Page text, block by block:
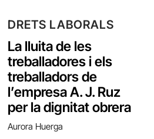
DRETS LABORALS
La lluita de les
treballadores i els
treballadors de
l’empresa A. J. Ruz
per la dignitat obrera
Aurora Huerga